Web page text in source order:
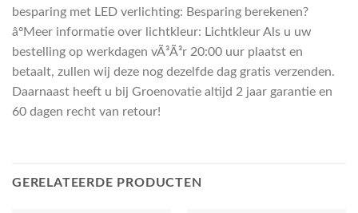
besparing met LED verlichting: Besparing berekenen?
âºMeer informatie over lichtkleur: Lichtkleur Als u uw
bestelling op werkdagen vÃ³Ã³r 20:00 uur plaatst en
betaalt, zullen wij deze nog dezelfde dag gratis verzenden.
Daarnaast heeft u bij Groenovatie altijd 2 jaar garantie en
60 dagen recht van retour!
GERELATEERDE PRODUCTEN